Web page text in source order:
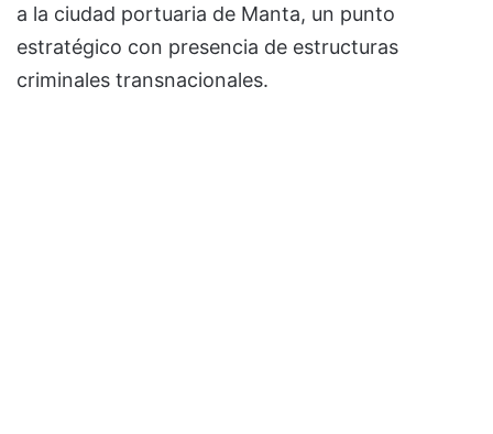
a la ciudad portuaria de Manta, un punto
estratégico con presencia de estructuras
criminales transnacionales.